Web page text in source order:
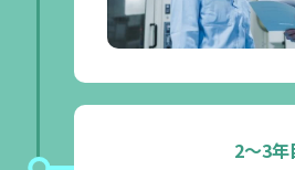
2〜3年